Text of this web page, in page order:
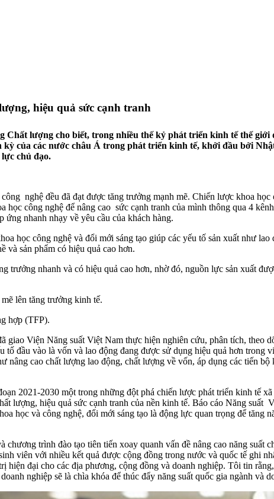
hiệu quả sức cạnh tranh
lượng cho biết, trong nhiều thế kỷ phát triển kinh tế thế giới
của các nước châu Á trong phát triển kinh tế, khởi đầu bởi
chủ đạo.
nghệ đều đã đạt được tăng trưởng mạnh mẽ. Chiến lược khoa học
công nghệ để nâng cao sức cạnh tranh của mình thông qua 4
nhanh nhạy về yêu cầu của khách hàng.
học công nghệ và đổi mới sáng tạo giúp các yếu tố sản xuất như
và sản phẩm có hiệu quả cao hơn.
trưởng nhanh và có hiệu quả cao hơn, nhờ đó, nguồn lực sản xuất
lên tăng trưởng kinh tế.
hợp (TFP).
Viện Năng suất Việt Nam thực hiện nghiên cứu, phân tích, theo
đầu vào là vốn và lao động đang được sử dụng hiệu quả hơn trong
cao chất lượng lao động, chất lượng về vốn, áp dụng các tiến bộ
2021-2030 một trong những đột phá chiến lược phát triển kinh tế
lượng, hiệu quả sức cạnh tranh của nền kinh tế. Báo cáo Năng suất
học và công nghệ, đổi mới sáng tạo là động lực quan trọng để tăng
trình đào tạo tiên tiến xoay quanh vấn đề nâng cao năng suất
viên với nhiều kết quả được cộng đồng trong nước và quốc tế ghi
đại cho các địa phương, cộng đồng và doanh nghiệp. Tôi tin
nghiệp sẽ là chìa khóa để thúc đẩy năng suất quốc gia ngành và